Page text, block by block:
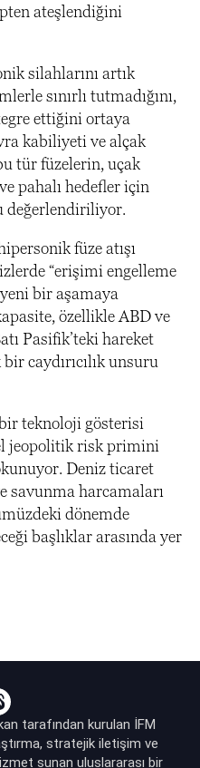
ateşlendiğini
silahlarını artık
sınırlı tutmadığını,
ettiğini ortaya
kabiliyeti ve alçak
tür füzelerin, uçak
pahalı hedefler için
değerlendiriliyor.
füze atışı
“erişimi engelleme
bir aşamaya
özellikle ABD ve
Pasifik’teki hareket
caydırıcılık unsuru
teknoloji gösterisi
jeopolitik risk primini
Deniz ticaret
savunma harcamaları
dönemde
başlıklar arasında yer
tarafından kurulan İFM
stratejik iletişim ve
sunan uluslararası bir